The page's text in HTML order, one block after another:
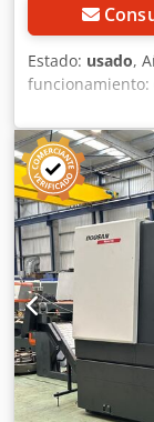
Estado: usado,
funcionamiento:
vacío: 23.500
Ancho de
accesorios = -
Nwudjfx Anisf =
Monserrat
ocasión ofrece
prácticamente
o en espacios
menos costes
comodidad.
para excavación
de materiales
Orugas Precio
6.670 mm Altura